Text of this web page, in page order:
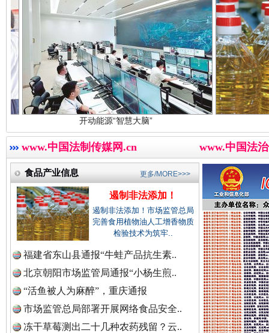
中国廉政法纪网.
中国律师在线.
中国参政网.中
三年瞒报超千万 隐匿收入偷税被查处..
祁连巍巍树丰碑 高回报
开动能源“智慧大脑”
www.中国法制传媒网.cn www.中国法
食品产业信息
遏制非法添加！
遏制非法添加！市场监管总局
完善食用植物油人工增香物质
检验技术为筑牢..
福建省东山县通报“牛蛙产品抗生素..
北京朝阳市场监管局通报“小杨生煎..
“活鱼被人为麻醉”，重庆通报
市场监管总局部署开展网络食品安全..
冻干草莓测出二十几种农药残留？云..
更多/MORE>>>